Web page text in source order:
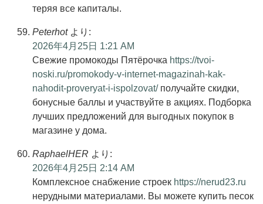
теряя все капиталы.
Peterhot より:
2026年4月25日 1:21 AM
Свежие промокоды Пятёрочка https://tvoi-
noski.ru/promokody-v-internet-magazinah-kak-
nahodit-proveryat-i-ispolzovat/получайте скидки,
бонусные баллы и участвуйте в акциях. Подборка
лучших предложений для выгодных покупок в
магазине у дома.
RaphaelHER より:
2026年4月25日 2:14 AM
Комплексное снабжение строек https://nerud23.ru
нерудными материалами. Вы можете купить песок